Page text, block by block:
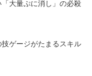
大量ぷに消し」の必殺
ゲージがたまるスキル